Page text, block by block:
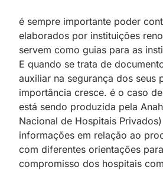
é sempre importante poder
elaborados por instituições
servem como guias para as
E quando se trata de
auxiliar na segurança dos seus
importância cresce. é o caso
está sendo produzida pela
Nacional de Hospitais
informações em relação ao
com diferentes orientações
compromisso dos hospitais